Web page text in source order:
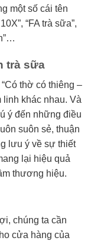
một số cái tên
“FA trà sữa”,
trà sữa
thờ có thiêng –
linh khác nhau. Và
ý đến những điều
suôn sẻ, thuận
lưu ý về sự thiết
lại hiệu quả
thương hiệu.
chúng ta cần
cửa hàng của